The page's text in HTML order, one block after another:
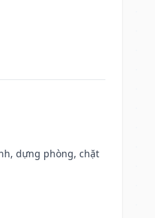
dựng phòng, chặt